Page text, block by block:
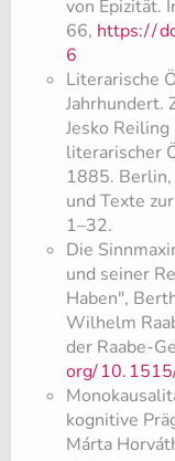
von Epizität.
66, https://
6
Literarische
Jahrhundert.
Jesko
literarischer
1885.
und Texte
1–32.
Die
und seiner
Haben",
Wilhelm
der Raabe-
org/10.
kognitive
Márta